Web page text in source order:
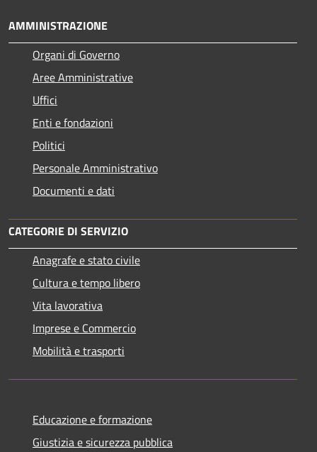
AMMINISTRAZIONE
Organi di Governo
Aree Amministrative
Uffici
Enti e fondazioni
Politici
Personale Amministrativo
Documenti e dati
CATEGORIE DI SERVIZIO
Anagrafe e stato civile
Cultura e tempo libero
Vita lavorativa
Imprese e Commercio
Mobilità e trasporti
Educazione e formazione
Giustizia e sicurezza pubblica